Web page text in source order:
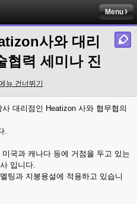
Menu
사와 대리
협력 세미나 진
뉴 건너뛰기
대리점인 Heatizon 사와 협무협의
.
국과 캐나다 등에 거점을 두고 있는
입니다.
팅과 지붕융설에 적용하고 있습니